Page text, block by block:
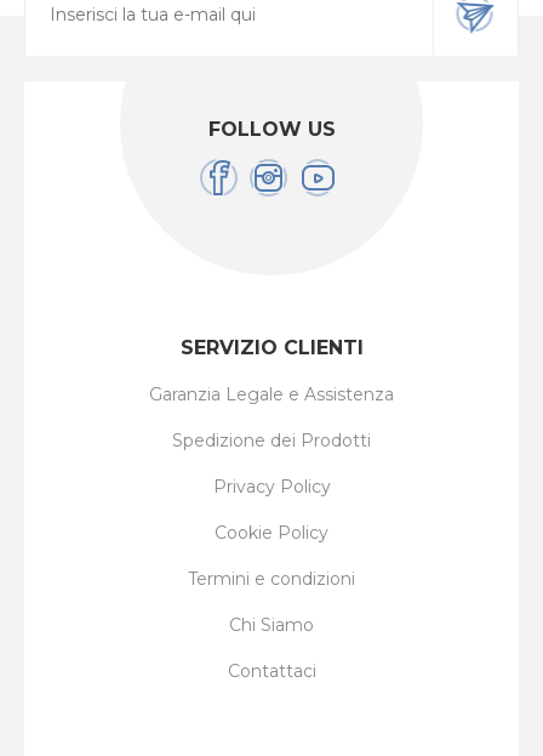
FOLLOW US
SERVIZIO CLIENTI
Garanzia Legale e Assistenza
Spedizione dei Prodotti
Privacy Policy
Cookie Policy
Termini e condizioni
Chi Siamo
Contattaci